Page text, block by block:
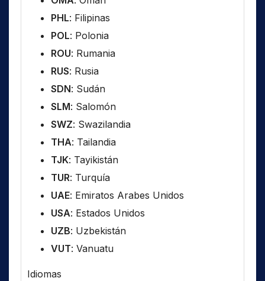
PHL: Filipinas
POL: Polonia
ROU: Rumania
RUS: Rusia
SDN: Sudán
SLM: Salomón
SWZ: Swazilandia
THA: Tailandia
TJK: Tayikistán
TUR: Turquía
UAE: Emiratos Arabes Unidos
USA: Estados Unidos
UZB: Uzbekistán
VUT: Vanuatu
Idiomas